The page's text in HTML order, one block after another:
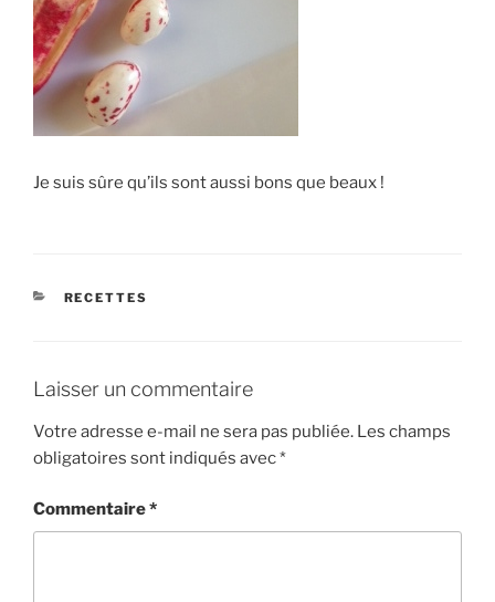
Je suis sûre qu’ils sont aussi bons que beaux !
CATÉGORIES
RECETTES
Laisser un commentaire
Votre adresse e-mail ne sera pas publiée. Les champs
obligatoires sont indiqués avec*
Commentaire*